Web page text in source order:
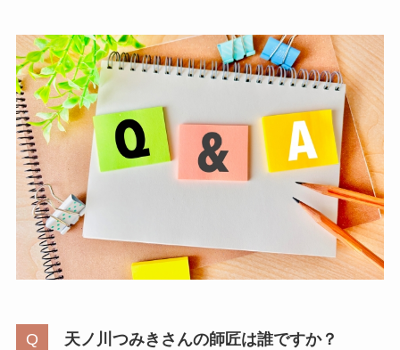
天ノ川つみきさんの師匠は誰ですか？